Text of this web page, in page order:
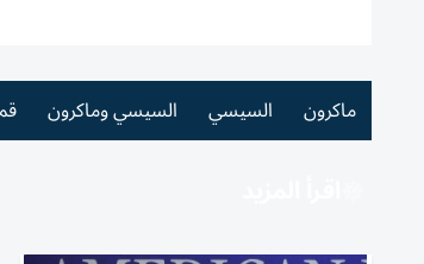
ماكرون السيسي السيسي وماكرون